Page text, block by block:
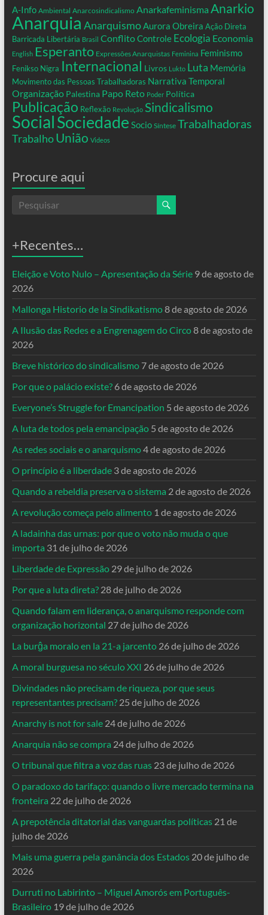
A-Info Ambiental Anarcosindicalismo Anarkafeminisma Anarkio
Anarquia AnarquismoAurora Obreira Ação Direta
Barricada Libertária Brasil ConflitoControle Ecologia Economia
English Esperanto Expressões Anarquistas Feminina Feminismo
Fenikso Nigra Internacional Livros Lukto Luta Memória
Movimento das Pessoas Trabalhadoras Narrativa Temporal
Organização Palestina Papo Reto Poder Política
Publicação Reflexão Revolução Sindicalismo
SocialSociedade Socio Síntese Trabalhadoras
Trabalho União Videos
Procure aqui
+Recentes…
Eleição e Voto Nulo – Apresentação da Série 9 de agosto de
2026
Mallonga Historio de la Sindikatismo8 de agosto de 2026
A Ilusão das Redes e a Engrenagem do Circo8 de agosto de
2026
Breve histórico do sindicalismo 7 de agosto de 2026
Por que o palácio existe? 6 de agosto de 2026
Everyone’s Struggle for Emancipation 5 de agosto de 2026
A luta de todos pela emancipação 5 de agosto de 2026
As redes sociais e o anarquismo4 de agosto de 2026
O princípio é a liberdade 3 de agosto de 2026
Quando a rebeldia preserva o sistema 2 de agosto de 2026
A revolução começa pelo alimento 1 de agosto de 2026
A ladainha das urnas: por que o voto não muda o que
importa 31 de julho de 2026
Liberdade de Expressão 29 de julho de 2026
Por que a luta direta? 28 de julho de 2026
Quando falam em liderança, o anarquismo responde com
organização horizontal 27 de julho de 2026
La burĝa moralo en la 21-a jarcento 26 de julho de 2026
A moral burguesa no século XXI 26 de julho de 2026
Divindades não precisam de riqueza, por que seus
representantes precisam? 25 de julho de 2026
Anarchy is not for sale 24 de julho de 2026
Anarquia não se compra 24 de julho de 2026
O tribunal que filtra a voz das ruas 23 de julho de 2026
O paradoxo do tarifaço: quando o livre mercado termina na
fronteira 22 de julho de 2026
A prepotência ditatorial das vanguardas políticas 21 de
julho de 2026
Mais uma guerra pela ganância dos Estados 20 de julho de
2026
Durruti no Labirinto – Miguel Amorós em Português-
Brasileiro 19 de julho de 2026